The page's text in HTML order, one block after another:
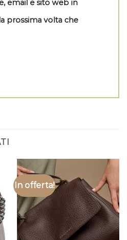
email e sito web in
prossima volta che
In offerta!